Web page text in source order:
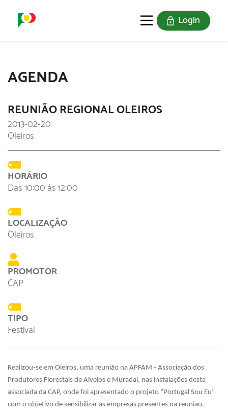
Login
AGENDA
REUNIÃO REGIONAL OLEIROS
2013-02-20
Oleiros
HORÁRIO
Das 10:00 às 12:00
LOCALIZAÇÃO
Oleiros
PROMOTOR
CAP
TIPO
Festival
Realizou-se em Oleiros, uma reunião na APFAM - Associação dos
Produtores Florestais de Alvelos e Muradal, nas instalações desta
associada da CAP, onde foi apresentado o projeto “Portugal Sou Eu”
com o objetivo de sensibilizar as empresas presentes na reunião.